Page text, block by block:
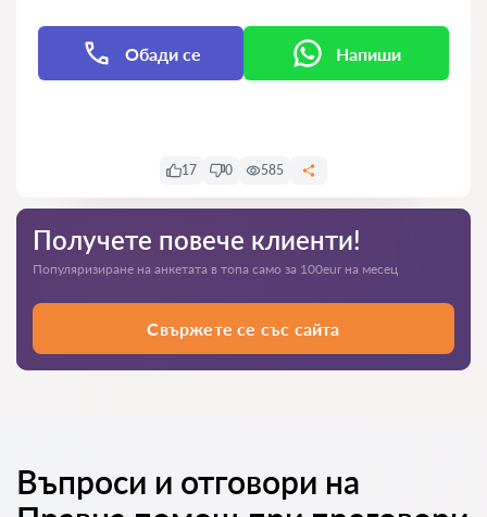
Обади се Напиши
17 0 585
Получете повече клиенти!
Популяризиране на анкетата в топа само за 100eur на месец
Свържете се със сайта
Въпроси и отговори на